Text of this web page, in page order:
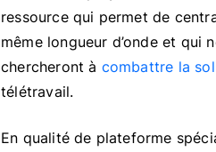
ressource qui permet de
même longueur d’onde et qui
chercheront à combattre la
télétravail.
En qualité de plateforme